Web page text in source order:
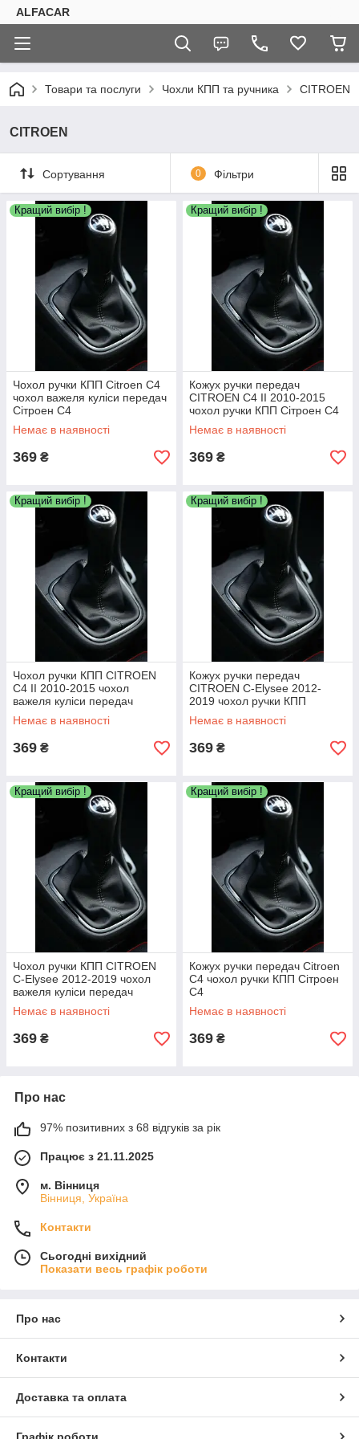
ALFACAR
Товари та послуги Чохли КПП та ручника CITROEN
CITROEN
Сортування 0 Фільтри
Кращий вибір !
Чохол ручки КПП Citroen C4
чохол важеля куліси передач
Сітроен С4
Немає в наявності
369 ₴
Кращий вибір !
Кожух ручки передач
CITROEN C4 II 2010-2015
чохол ручки КПП Сітроен С4
з 2010
Немає в наявності
369 ₴
Кращий вибір !
Чохол ручки КПП CITROEN
C4 II 2010-2015 чохол
важеля куліси передач
Сітроен С4 з 2010
Немає в наявності
369 ₴
Кращий вибір !
Кожух ручки передач
CITROEN C-Elysee 2012-
2019 чохол ручки КПП
Сітроен С-Елізе
Немає в наявності
369 ₴
Кращий вибір !
Чохол ручки КПП CITROEN
C-Elysee 2012-2019 чохол
важеля куліси передач
Сітроен С-Елізе
Немає в наявності
369 ₴
Кращий вибір !
Кожух ручки передач Citroen
C4 чохол ручки КПП Сітроен
С4
Немає в наявності
369 ₴
Про нас
97% позитивних з 68 відгуків за рік
Працює з 21.11.2025
м. Вінниця
Вінниця, Україна
Контакти
Сьогодні вихідний
Показати весь графік роботи
Про нас
Контакти
Доставка та оплата